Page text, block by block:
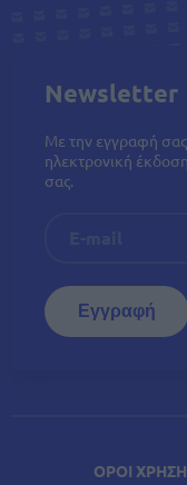
ΟΡΟΙ
Newsletter
Με την εγγραφή
ηλεκτρονική
σας.